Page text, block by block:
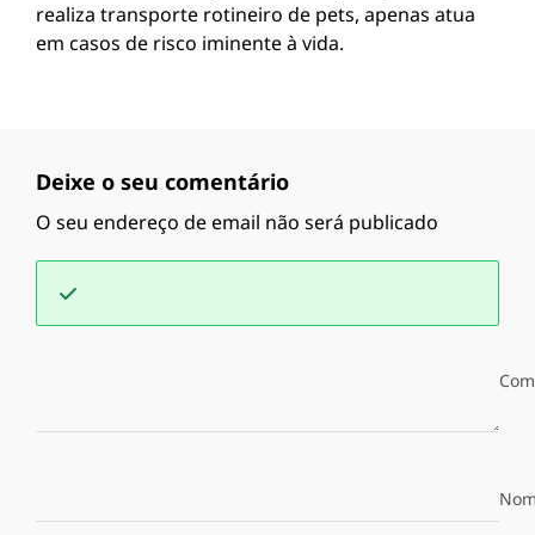
realiza transporte rotineiro de pets, apenas atua
em casos de risco iminente à vida.
Deixe o seu comentário
O seu endereço de email não será publicado